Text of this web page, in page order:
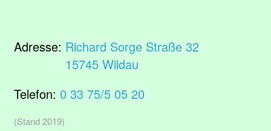
Adresse: Richard Sorge Straße 32
15745 Wildau
Telefon: 0 33 75/5 05 20
(Stand 2019)